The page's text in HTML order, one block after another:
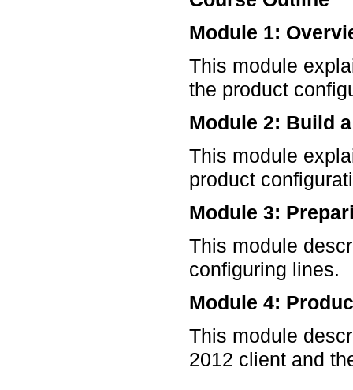
Module 1:
This module
the product
Module 2: Build
This module
product
Module 3:
This module
configuring lines.
Module 4:
This module
2012 client and